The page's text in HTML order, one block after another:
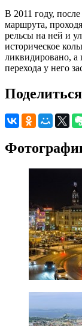
В 2011 году,
маршрута,
рельсы на ней и
историческое
ликвидировано, а
перехода у него